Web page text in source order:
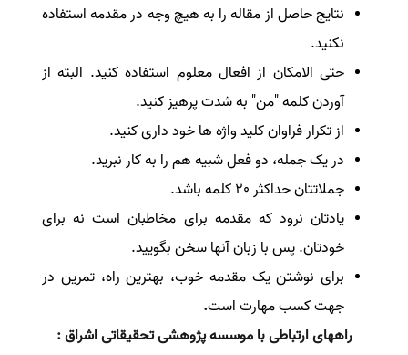
نتایج حاصل از مقاله را به هیچ وجه در مقدمه استفاده
نکنید.
حتی الامکان از افعال معلوم استفاده کنید. البته از
آوردن کلمه "من" به شدت پرهیز کنید.
از تکرار فراوان کلید واژه ها خود داری کنید.
در یک جمله، دو فعل شبیه هم را به کار نبرید.
جملاتتان حداکثر 20 کلمه باشد.
یادتان نرود که مقدمه برای مخاطبان است نه برای
خودتان. پس با زبان آنها سخن بگویید.
برای نوشتن یک مقدمه خوب، بهترین راه، تمرین در
جهت کسب مهارت است.
راههای ارتباطی با موسسه پژوهشی تحقیقاتی اشراق :